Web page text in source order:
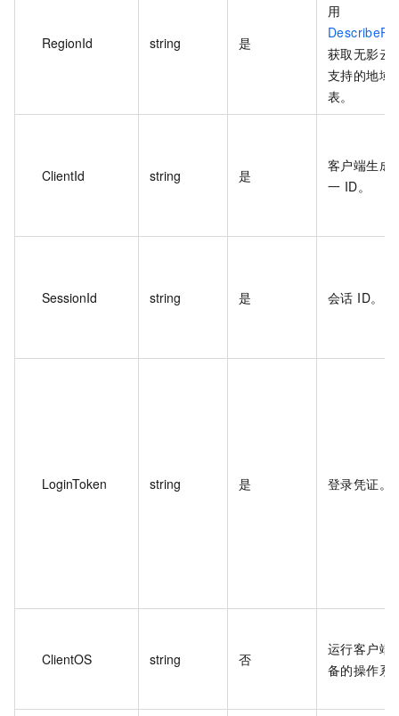
RegionId string 是
用
获取无影云
支持的地域
表。
ClientId string 是
客户端生成
一 ID。
SessionId string 是 会话 ID。
LoginToken string 是 登录凭证。
ClientOS string 否
运行客户端
备的操作系